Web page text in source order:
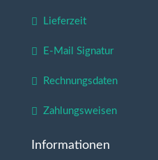
Lieferzeit
E-Mail Signatur
Rechnungsdaten
Zahlungsweisen
Informationen